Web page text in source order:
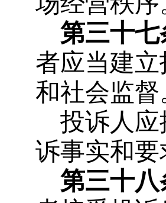
第三十七
者应当建
和社会监督
投诉人
诉事实和
第三十八